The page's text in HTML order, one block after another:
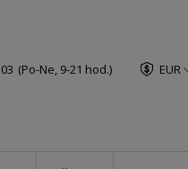
EUR
(Po-Ne, 9-21 hod.)